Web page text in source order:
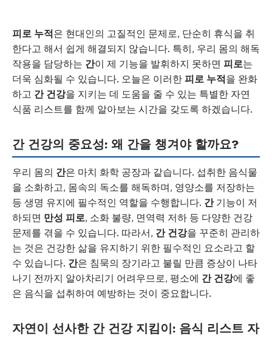
피로 누적은 현대인의 고질적인 문제로, 단순히 휴식을 취
한다고 해서 쉽게 해결되지 않습니다. 특히, 우리 몸의 해독
작용을 담당하는 간이 제 기능을 발휘하지 못하면 피로는
더욱 심화될 수 있습니다. 오늘은 이러한 피로 누적을 완화
하고 간 건강을 지키는 데 도움을 줄 수 있는 특별한 자연
식품 리스트를 함께 알아보는 시간을 갖도록 하겠습니다.
간 건강의 중요성: 왜 간을 챙겨야 할까요?
우리 몸의 간은 마치 화학 공장과 같습니다. 섭취한 음식물
을 소화하고, 몸속의 독소를 해독하며, 영양소를 저장하는
등 생명 유지에 필수적인 역할을 수행합니다. 간기능이 저
하되면 만성 피로, 소화 불량, 면역력 저하 등 다양한 건강
문제를 겪을 수 있습니다. 따라서, 간 건강을 꾸준히 관리하
는 것은 건강한 삶을 유지하기 위한 필수적인 요소라고 할
수 있습니다. 간은 침묵의 장기라고 불릴 만큼 증상이 나타
나기 전까지 알아차리기 어려우므로, 평소에 간 건강에 좋
은 음식을 섭취하여 예방하는 것이 중요합니다.
자연이 선사한 간 건강 지킴이: 음식 리스트 자